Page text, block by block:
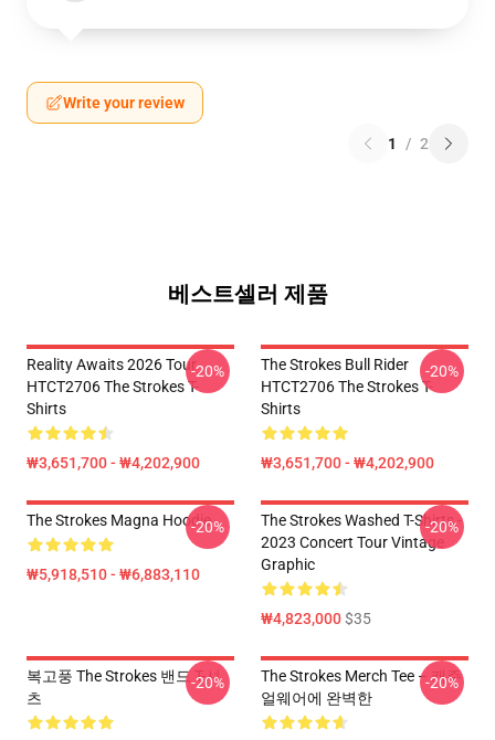
Write your review
1 / 2
베스트셀러 제품
Reality Awaits 2026 Tour
HTCT2706 The Strokes T-
Shirts
₩3,651,700 - ₩4,202,900
-20%
The Strokes Bull Rider
HTCT2706 The Strokes T-
Shirts
₩3,651,700 - ₩4,202,900
-20%
The Strokes Magna Hoodie
₩5,918,510 - ₩6,883,110
-20%
The Strokes Washed T-Shirts -
2023 Concert Tour Vintage
Graphic
₩4,823,000$35
-20%
복고풍 The Strokes 밴드 T-셔
츠
-20%
The Strokes Merch Tee – 캐주
얼웨어에 완벽한
-20%